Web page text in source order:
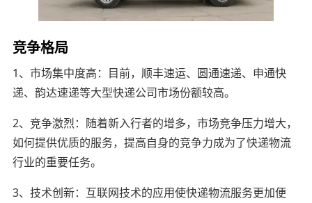
竞争格局
1、市场集中度高：目前，顺丰速运、圆通速递、申通快
递、韵达速递等大型快递公司市场份额较高。
2、竞争激烈：随着新入行者的增多，市场竞争压力增大，
如何提供优质的服务，提高自身的竞争力成为了快递物流
行业的重要任务。
3、技术创新：互联网技术的应用使快递物流服务更加便